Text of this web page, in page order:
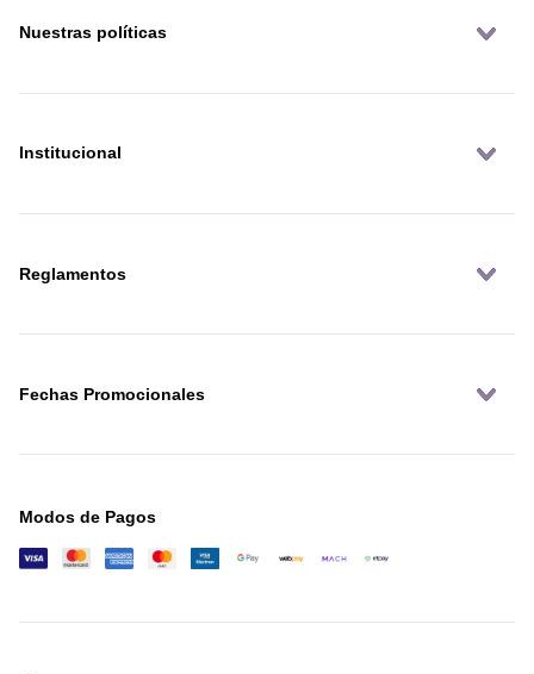
Nuestras políticas
Institucional
Reglamentos
Fechas Promocionales
Modos de Pagos